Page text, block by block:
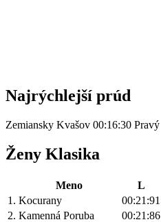
Najrýchlejší prúd
Zemiansky Kvašov 00:16:30 Pravý
Ženy Klasika
Meno L
1. Kocurany 00:21:91
2. Kamenná Poruba 00:21:86